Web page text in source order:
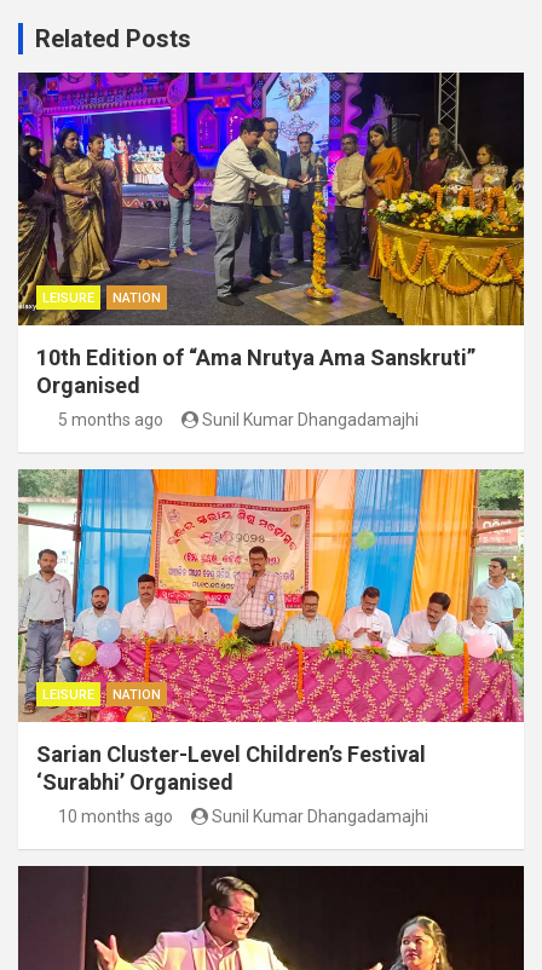
Related Posts
LEISURE NATION
10th Edition of “Ama Nrutya Ama Sanskruti”
Organised
5 months ago Sunil Kumar Dhangadamajhi
LEISURE NATION
Sarian Cluster-Level Children’s Festival
‘Surabhi’ Organised
10 months ago Sunil Kumar Dhangadamajhi